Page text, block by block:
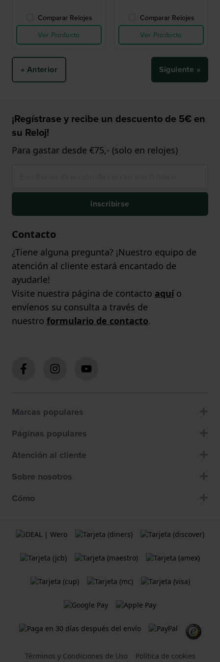
Comparar Relojes
Ver Producto
Comparar Relojes
Ver Producto
« Anterior Siguiente »
¡Regístrase y recibe un descuento de 5€ en
su Reloj!
Para gastar desde €75,- (solo en relojes)
inscribirse
Contacto
¿Tiene alguna pregunta? ¡Nuestro equipo de
atención al cliente estará encantado de
ayudarle!
Visite nuestra página de contacto aquío
envíenos su consulta a través de
nuestro formulario de contacto.
Marcas populares
Páginas populares
Atención al cliente
Sobre nosotros
Cómo
Términos y Condiciones de Uso
Política de cookies